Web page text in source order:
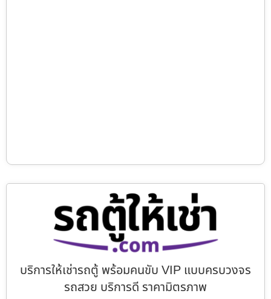
บริการให้เช่ารถตู้ พร้อมคนขับ VIP แบบครบวงจร
รถสวย บริการดี ราคามิตรภาพ